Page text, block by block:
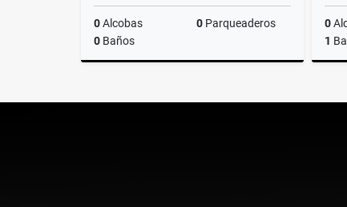
0Alcobas 0 Parqueaderos
0 Baños
$260.000.000
0
1